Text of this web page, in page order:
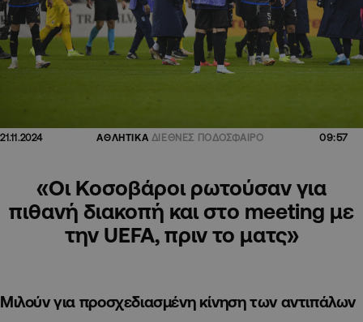
21.11.2024 ΑΘΛΗΤΙΚΑ ΔΙΕΘΝΕΣ ΠΟΔΟΣΦΑΙΡΟ 09:57
«Οι Κοσοβάροι ρωτούσαν για
πιθανή διακοπή και στo meeting με
την UEFA, πριν το ματς»
Mιλούν για προσχεδιασμένη κίνηση των αντιπάλων